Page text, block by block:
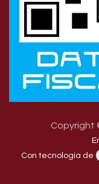
Copyright
Con tecnología de